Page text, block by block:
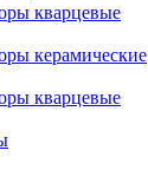
кварцевые
керамические
кварцевые